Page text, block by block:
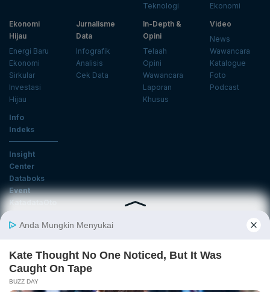
Teknologi
Ekonomi
Ekonomi
Hijau
Energi Baru
Ekonomi
Sirkular
Investasi
Hijau
Jurnalisme
Data
Infografik
Analisis
Cek Data
In-Depth &
Opini
Telaah
Opini
Wawancara
Laporan
Khusus
Video
News
Wawancara
Katalogue
Foto
Podcast
Info
Indeks
Insight
Center
Databoks
Event
KatadataOto
Email